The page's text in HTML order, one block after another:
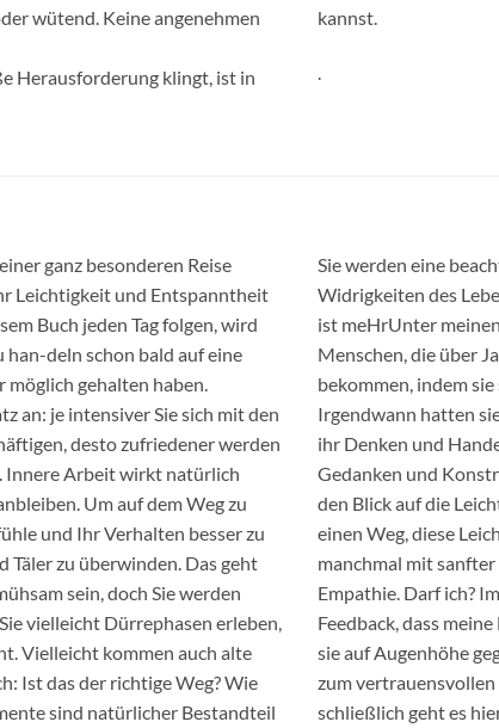
wütend. Keine angenehmen
Herausforderung klingt, ist in
kannst.
ganz besonderen Reise
Leichtigkeit und Entspanntheit
Buch jeden Tag folgen, wird
han-deln schon bald auf eine
gehalten haben.
an: je intensiver Sie sich mit den
desto zufriedener werden
Innere Arbeit wirkt natürlich
Um auf dem Weg zu
und Ihr Verhalten besser zu
Täler zu überwinden. Das geht
sein, doch Sie werden
vielleicht Dürrephasen erleben,
Vielleicht kommen auch alte
Ist das der richtige Weg? Wie
sind natürlicher Bestandteil
Sie werden eine
Widrigkeiten des
ist meHrUnter
Menschen, die über
bekommen, indem
Irgendwann hatten
ihr Denken und
Gedanken und
den Blick auf die
einen Weg, diese
manchmal mit
Empathie. Darf ich?
Feedback, dass
sie auf Augenhöhe
zum vertrauensvollen
schließlich geht es